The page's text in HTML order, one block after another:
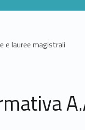
e lauree magistrali